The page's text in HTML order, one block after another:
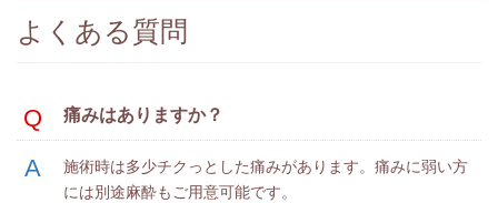
よくある質問
痛みはありますか？
施術時は多少チクっとした痛みがあります。痛みに弱い方
には別途麻酔もご用意可能です。